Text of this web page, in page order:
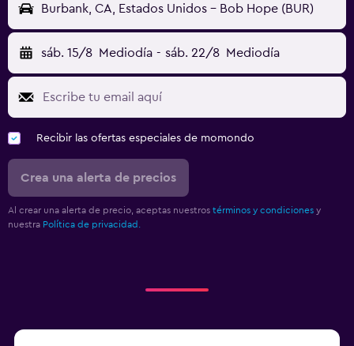
Burbank, CA, Estados Unidos - Bob Hope (BUR)
sáb. 15/8 Mediodía - sáb. 22/8 Mediodía
Recibir las ofertas especiales de momondo
Crea una alerta de precios
Al crear una alerta de precio, aceptas nuestros términos y condiciones y
nuestra Política de privacidad.